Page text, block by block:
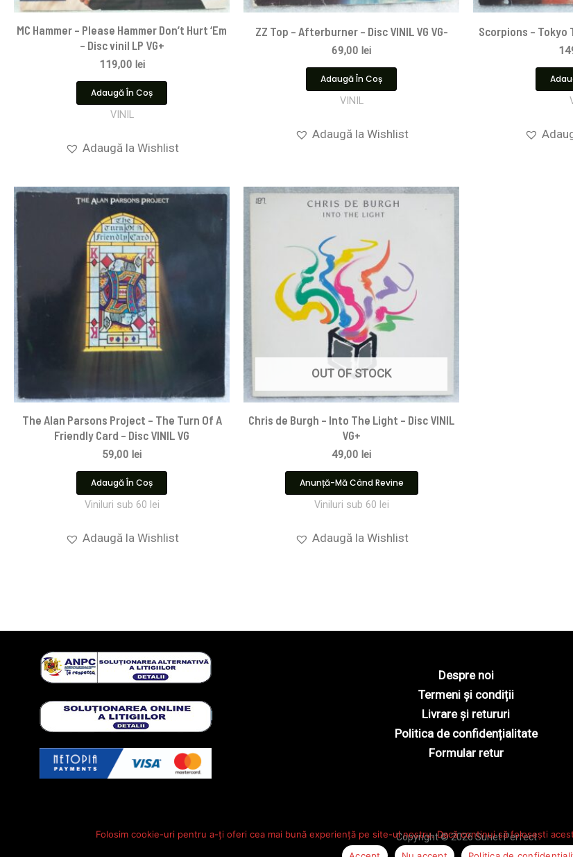
MC Hammer – Please Hammer Don’t Hurt ‘Em
– Disc vinil LP VG+
119,00 lei
Adaugă În Coș
VINIL
Adaugă la Wishlist
ZZ Top – Afterburner – Disc VINIL VG VG-
69,00 lei
Adaugă În Coș
VINIL
Adaugă la Wishlist
Scorpions ‎– Tokyo
The Alan Parsons Project – The Turn Of A
Friendly Card – Disc VINIL VG
59,00 lei
Adaugă În Coș
Viniluri sub 60 lei
Adaugă la Wishlist
OUT OF STOCK
Chris de Burgh – Into The Light – Disc VINIL
VG+
49,00 lei
Anunță-Mă Când Revine
Viniluri sub 60 lei
Adaugă la Wishlist
Despre noi
Termeni și condiții
Livrare și retururi
Politica de confidențialitate
Formular retur
Copyright © 2026 Sunet Perfect
Folosim cookie-uri pentru a-ți oferi cea mai bună experiență pe site-ul nostru. Dacă continui să folosești